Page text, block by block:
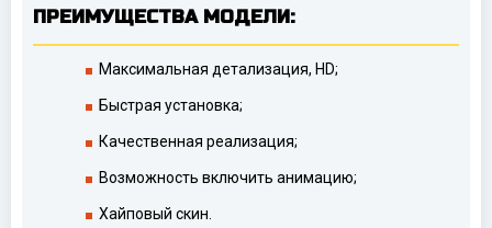
ПРЕИМУЩЕСТВА МОДЕЛИ:
Максимальная детализация, HD;
Быстрая установка;
Качественная реализация;
Возможность включить анимацию;
Хайповый скин.